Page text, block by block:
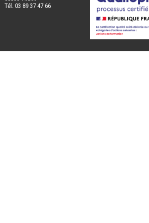
Tél. 03 89 37 47 66